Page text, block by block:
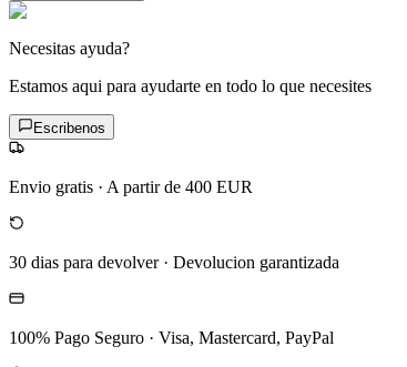
Necesitas ayuda?
Estamos aqui para ayudarte en todo lo que necesites
Escribenos
Envio gratis · A partir de 400 EUR
30 dias para devolver· Devolucion garantizada
100% Pago Seguro · Visa, Mastercard, PayPal